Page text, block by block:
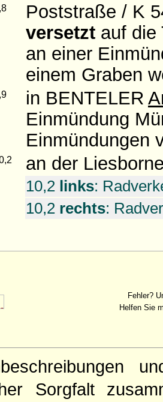
Poststraße / K
versetzt auf die
an einer
einem Graben
in BENTELER
Einmündung
Einmündungen
an der
10,2 links:
10,2 rechts:
Fehler?
Helfen Sie
Sorgfalt